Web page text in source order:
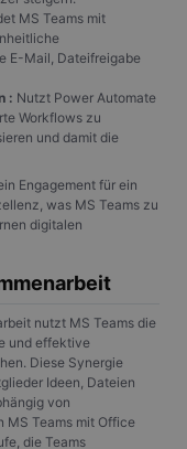
MS Teams mit
E-Mail, Dateifreigabe
: Nutzt Power Automate
Workflows zu
und damit die
Engagement für ein
was MS Teams zu
digitalen
nutzt MS Teams die
und effektive
Diese Synergie
Ideen, Dateien
von
MS Teams mit Office
die Teams